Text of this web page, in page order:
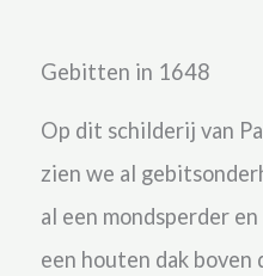
Gebitten in 1648
Op dit schilderij van
zien we al
al een mondsperder
een houten dak boven